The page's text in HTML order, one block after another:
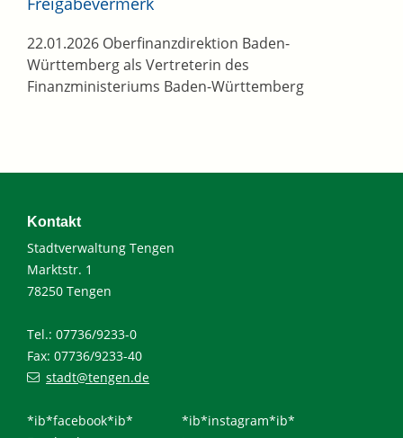
22.01.2026 Oberfinanzdirektion Baden-
Württemberg als Vertreterin des
Finanzministeriums Baden-Württemberg
Kontakt
Stadtverwaltung Tengen
Marktstr. 1
78250 Tengen
Tel.: 07736/9233-0
Fax: 07736/9233-40
stadt@tengen.de
*ib*facebook*ib*
*ib*instagram*ib*